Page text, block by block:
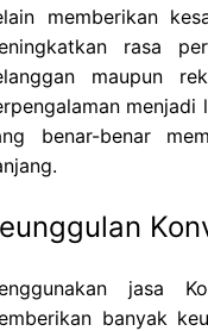
memberikan
rasa
maupun
benar-benar
jasa
banyak